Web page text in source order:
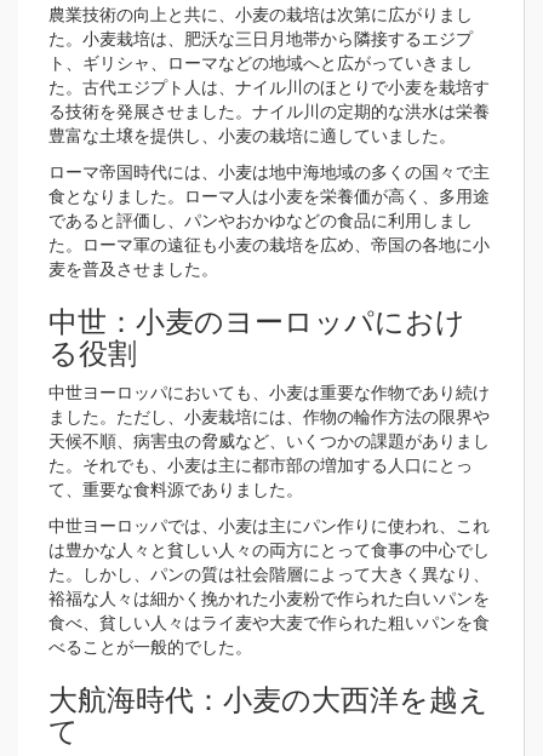
農業技術の向上と共に、小麦の栽培は次第に広がりまし
た。小麦栽培は、肥沃な三日月地帯から隣接するエジプ
ト、ギリシャ、ローマなどの地域へと広がっていきまし
た。古代エジプト人は、ナイル川のほとりで小麦を栽培す
る技術を発展させました。ナイル川の定期的な洪水は栄養
豊富な土壌を提供し、小麦の栽培に適していました。
ローマ帝国時代には、小麦は地中海地域の多くの国々で主
食となりました。ローマ人は小麦を栄養価が高く、多用途
であると評価し、パンやおかゆなどの食品に利用しまし
た。ローマ軍の遠征も小麦の栽培を広め、帝国の各地に小
麦を普及させました。
中世：小麦のヨーロッパにおけ
る役割
中世ヨーロッパにおいても、小麦は重要な作物であり続け
ました。ただし、小麦栽培には、作物の輪作方法の限界や
天候不順、病害虫の脅威など、いくつかの課題がありまし
た。それでも、小麦は主に都市部の増加する人口にとっ
て、重要な食料源でありました。
中世ヨーロッパでは、小麦は主にパン作りに使われ、これ
は豊かな人々と貧しい人々の両方にとって食事の中心でし
た。しかし、パンの質は社会階層によって大きく異なり、
裕福な人々は細かく挽かれた小麦粉で作られた白いパンを
食べ、貧しい人々はライ麦や大麦で作られた粗いパンを食
べることが一般的でした。
大航海時代：小麦の大西洋を越え
て